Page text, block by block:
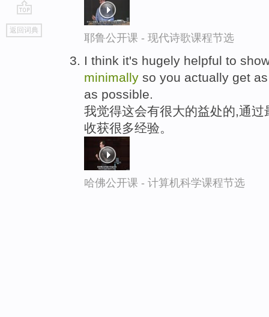
go
top
返回词典
耶鲁公开课 - 现代诗歌课程节选
I think it's hugely helpful to
minimally so you actually get
as possible.
我觉得这会有很大的益处的,通
收获很多经验。
哈佛公开课 - 计算机科学课程节选